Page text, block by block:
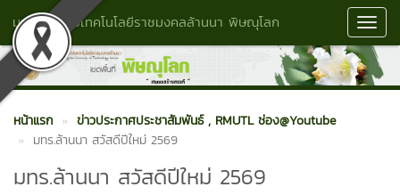
มหาวิทยาลัยเทคโนโลยีราชมงคลล้านนา พิษณุโลก
หน้าแรก ข่าวประกาศประชาสัมพันธ์ , RMUTL ช่อง@Youtube
มทร.ล้านนา สวัสดีปีใหม่ 2569
มทร.ล้านนา สวัสดีปีใหม่ 2569